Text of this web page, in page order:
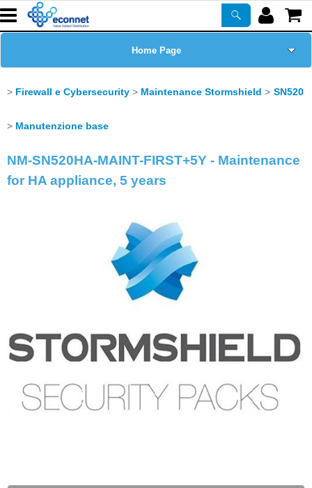
Home Page
Corsi
Certificazioni
Newsletter
Firewall e Cybersecurity Maintenance Stormshield SN520
Manutenzione base
NM-SN520HA-MAINT-FIRST+5Y - Maintenance
for HA appliance, 5 years